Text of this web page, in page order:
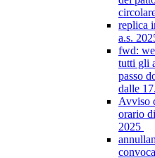
replica
a.s.
fwd:
tutti gli
passo
dalle
Avviso
orario
2025